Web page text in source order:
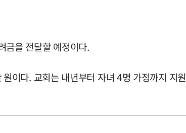
금을 전달할 예정이다.
다. 교회는 내년부터 자녀 4명 가정까지 지